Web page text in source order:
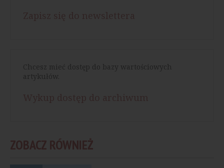
Chcesz mieć dostęp do bazy wartościowych
artykułów.
ZOBACZ RÓWNIEŻ